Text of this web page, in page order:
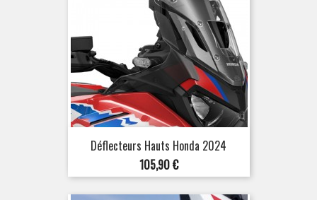
Déflecteurs Hauts Honda 2024
Prix
105,90 €